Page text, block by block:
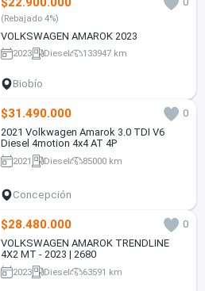
(Rebajado 4%)
VOLKSWAGEN AMAROK 2023
2023 Diesel 133947 km
Biobío
$31.490.000
0
2021 Volkwagen Amarok 3.0 TDI V6
Diesel 4motion 4x4 AT 4P
2021 Diesel 85000 km
Concepción
$28.480.000
0
VOLKSWAGEN AMAROK TRENDLINE
4X2 MT - 2023 | 2680
2023 Diesel 63591 km